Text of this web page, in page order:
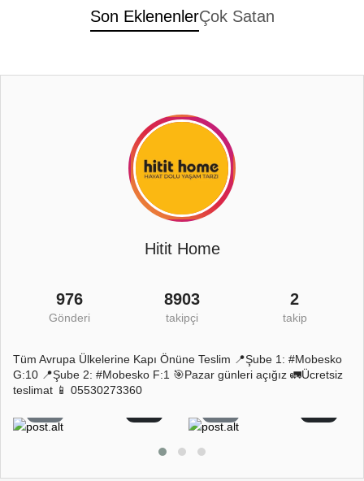
Son EklenenlerÇok Satan
Hitit Home
976
Gönderi
8903
takipçi
2
takip
Tüm Avrupa Ülkelerine Kapı Önüne Teslim 📍Şube 1: #Mobesko
G:10 📍Şube 2: #Mobesko F:1 🎯Pazar günleri açığız 🚛Ücretsiz
teslimat 📱 05530273360